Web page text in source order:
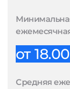
от
Средняя